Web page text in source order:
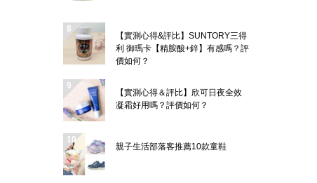
【實測心得&評比】SUNTORY三得
利 御瑪卡【精胺酸+鋅】有感嗎？評
價如何？
【實測心得＆評比】欣可日夜全效
凝霜好用嗎？評價如何？
親子生活部落客推薦10款童鞋